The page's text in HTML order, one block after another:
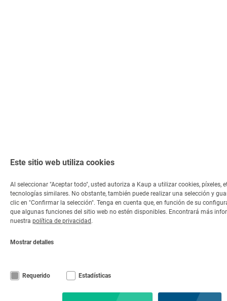
Este sitio web utiliza cookies
Al seleccionar "Aceptar todo", usted autoriza a Kaup a utilizar cookies, píxeles,
tecnologías similares. No obstante, también puede realizar una selección y
clic en "Confirmar la selección". Tenga en cuenta que, en función de su
que algunas funciones del sitio web no estén disponibles. Encontrará más
nuestra política de privacidad .
Mostrar detalles
Requerido Estadísticas